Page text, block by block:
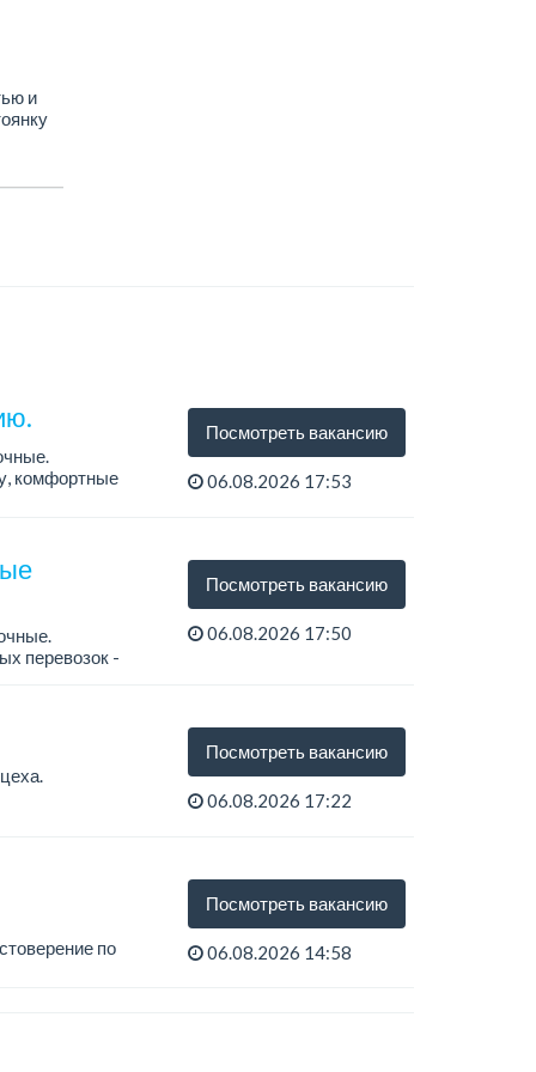
и
комфортные
Посмотреть вакансию
06.08.2026 17:53
перевозок -
Посмотреть вакансию
06.08.2026 17:50
Посмотреть вакансию
06.08.2026 17:22
по
Посмотреть вакансию
06.08.2026 14:58